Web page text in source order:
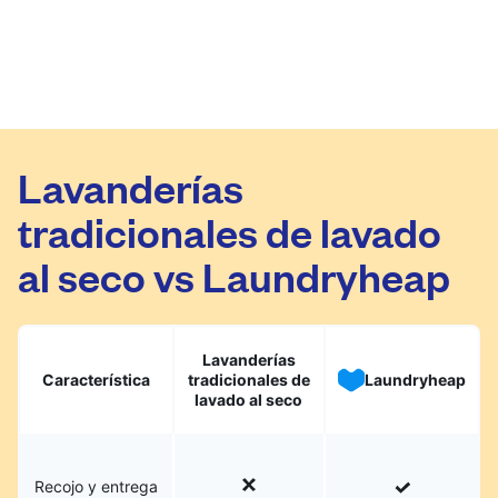
Lavanderías
tradicionales de lavado
al seco vs Laundryheap
Característica
Lavanderías
tradicionales de
lavado al seco
Laundryheap
Recojo y entrega